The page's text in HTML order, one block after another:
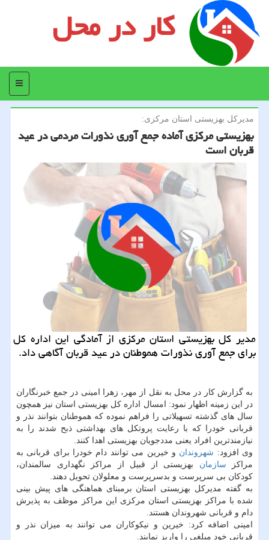
کار در محل
منو
مدیركل بهزیستی استان مركزی:
بهزیستی مركزی آماده جمع آوری نذورات مردمی در عید
قربان است
مدیر كل بهزیستی استان مركزی از آمادگی این اداره كل
برای جمع آوری نذورات هموطنان در عید قربان آگاهی داد.
به گزارش کار در محل به نقل از مهر، زهرا امینی در جمع خبرنگاران
در این زمینه اظهار نمود: امسال اداره کل بهزیستی استان نیز همچون
سال های گذشته تسهیلاتی را فراهم نموده که هموطنان بتوانند نذر و
قربانی خودرا که با رعایت پروتکل های بهداشتی ذبح شدند را به
نیازمندترین افراد یعنی مددجویان بهزیستی اهدا کنند.
وی افزود: شهروندان و خیرین می توانند دام خودرا برای قربانی به
مراکز سازمان بهزیستی از قبیل از مراکز نگهداری سالمندان،
کودکان بی سرپرست و بدسرپرست و معلولان تحویل دهند.
به گفته مدیرکل بهزیستی استان برمبنای هماهنگی های پیش بینی
شده با مراکز بهزیستی استان مرکزی این مراکز موظف به پذیرش
دام و قربانی شهروندان هستند.
امینی اضافه کرد: خیرین و نیکوکاران می توانند به میزان نذر و
قربانی خود مبلغی را واریز نمایند.